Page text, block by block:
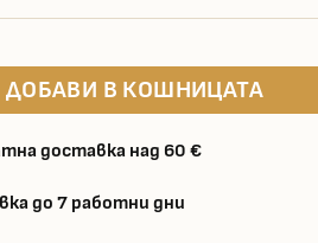
ДОБАВИ В КОШНИЦАТА
доставка над 60 €
до 7 работни дни